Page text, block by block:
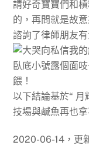
請好奇寶寶們和
的，再問就是故
諮詢了律師朋友
向私信我
臥底小號露個面
餵！
以下結論基於“ 月
技場與鹹魚再也
2020-06-14，更